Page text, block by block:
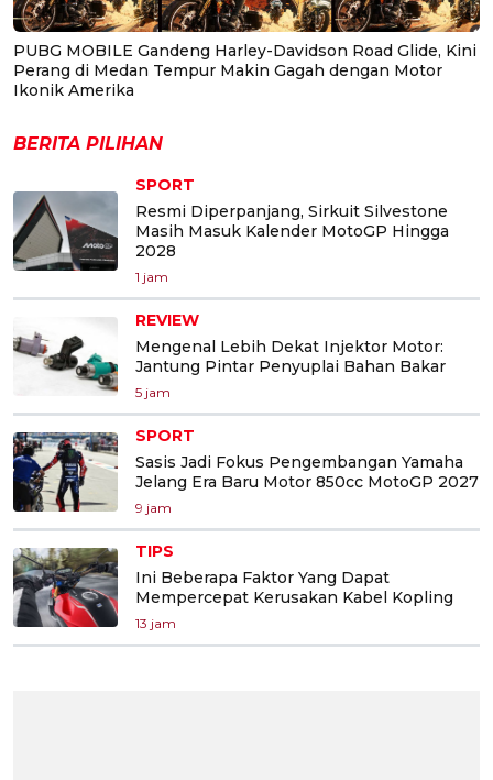
PUBG MOBILE Gandeng Harley-Davidson Road Glide, Kini
Perang di Medan Tempur Makin Gagah dengan Motor
Ikonik Amerika
BERITA PILIHAN
SPORT
Resmi Diperpanjang, Sirkuit Silvestone
Masih Masuk Kalender MotoGP Hingga
2028
1 jam
REVIEW
Mengenal Lebih Dekat Injektor Motor:
Jantung Pintar Penyuplai Bahan Bakar
5 jam
SPORT
Sasis Jadi Fokus Pengembangan Yamaha
Jelang Era Baru Motor 850cc MotoGP 2027
9 jam
TIPS
Ini Beberapa Faktor Yang Dapat
Mempercepat Kerusakan Kabel Kopling
13 jam